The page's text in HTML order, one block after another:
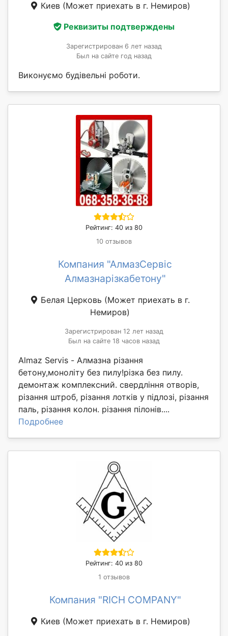
Киев (Может приехать в г. Немиров)
Реквизиты подтверждены
Зарегистрирован 6 лет назад
Был на сайте год назад
Виконуємо будівельні роботи.
Рейтинг: 40 из 80
10 отзывов
Компания "АлмазСервіс
Алмазнарізкабетону"
Белая Церковь (Может приехать в г.
Немиров)
Зарегистрирован 12 лет назад
Был на сайте 18 часов назад
Almaz Servis - Алмазна різання
бетону,моноліту без пилу!різка без пилу.
демонтаж комплексний. свердління отворів,
різання штроб, різання лотків у підлозі, різання
паль, різання колон. різання пілонів....
Подробнее
Рейтинг: 40 из 80
1 отзывов
Компания "RICH COMPANY"
Киев (Может приехать в г. Немиров)